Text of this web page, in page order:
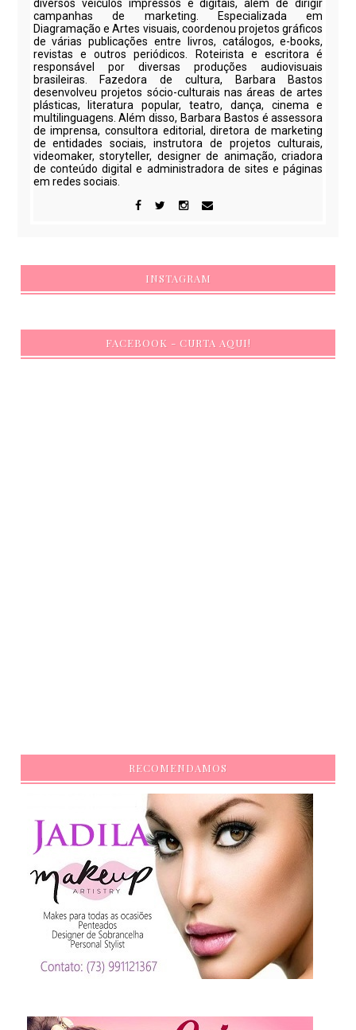
diversos veículos impressos e digitais, além de dirigir
campanhas de marketing. Especializada em
Diagramação e Artes visuais, coordenou projetos gráficos
de várias publicações entre livros, catálogos, e-books,
revistas e outros periódicos. Roteirista e escritora é
responsável por diversas produções audiovisuais
brasileiras. Fazedora de cultura, Barbara Bastos
desenvolveu projetos sócio-culturais nas áreas de artes
plásticas, literatura popular, teatro, dança, cinema e
multilinguagens. Além disso, Barbara Bastos é assessora
de imprensa, consultora editorial, diretora de marketing
de entidades sociais, instrutora de projetos culturais,
videomaker, storyteller, designer de animação, criadora
de conteúdo digital e administradora de sites e páginas
em redes sociais.
INSTAGRAM
FACEBOOK - CURTA AQUI!
RECOMENDAMOS